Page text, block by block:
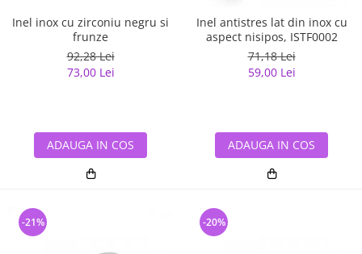
Inel inox cu zirconiu negru si
frunze
92,28 Lei
73,00 Lei
ADAUGA IN COS
Inel antistres lat din inox cu
aspect nisipos, ISTF0002
71,18 Lei
59,00 Lei
ADAUGA IN COS
-21% -20%